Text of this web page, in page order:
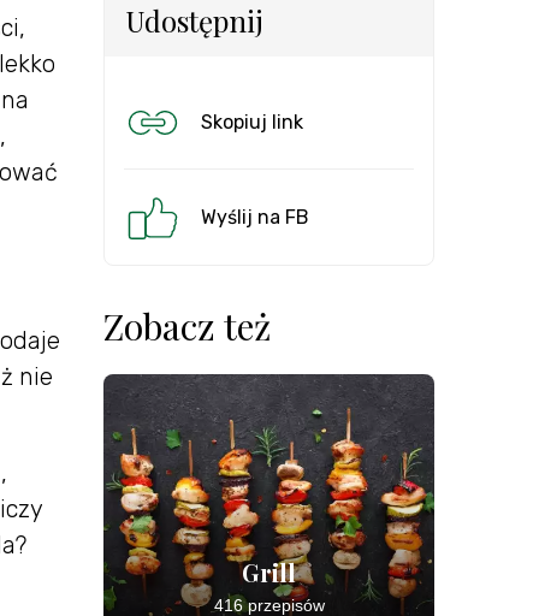
nie
Udostępnij
Skopiuj link
Wyślij na FB
Zobacz też
Grill
416 przepisów